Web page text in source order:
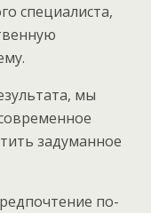
специалиста,
мы
задуманное
по-